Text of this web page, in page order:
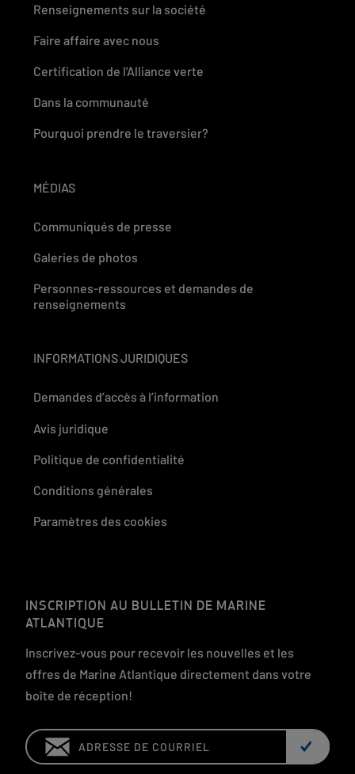
Renseignements sur la société
Faire affaire avec nous
Certification de l'Alliance verte
Dans la communauté
Pourquoi prendre le traversier?
MÉDIAS
Communiqués de presse
Galeries de photos
Personnes-ressources et demandes de
renseignements
INFORMATIONS JURIDIQUES
Demandes d’accès à l’information
Avis juridique
Politique de confidentialité
Conditions générales
Paramètres des cookies
INSCRIPTION AU BULLETIN DE MARINE
ATLANTIQUE
Inscrivez-vous pour recevoir les nouvelles et les
offres de Marine Atlantique directement dans votre
boîte de réception!
Email: